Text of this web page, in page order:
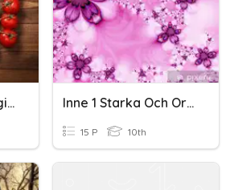
Che Cosa Stai Mangiando? Inne 1 Starka Och Oregelbundna Verb 'täytyä - Haljeta'
15 P 10th